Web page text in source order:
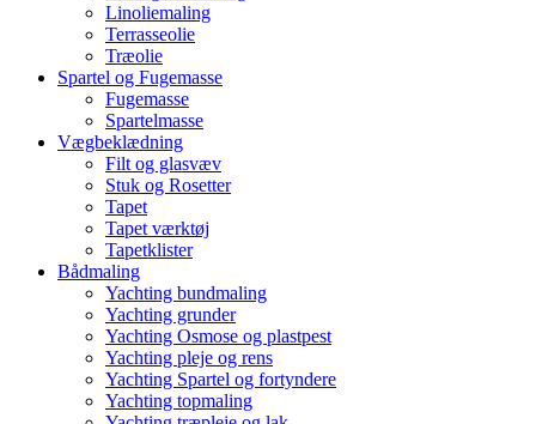
Linoliemaling
Terrasseolie
Træolie
Spartel og Fugemasse
Fugemasse
Spartelmasse
Vægbeklædning
Filt og glasvæv
Stuk og Rosetter
Tapet
Tapet værktøj
Tapetklister
Bådmaling
Yachting bundmaling
Yachting grunder
Yachting Osmose og plastpest
Yachting pleje og rens
Yachting Spartel og fortyndere
Yachting topmaling